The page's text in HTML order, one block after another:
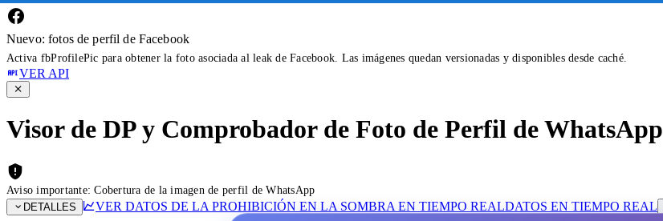
Nuevo: fotos de perfil de Facebook
Activa fbProfilePic para obtener la foto asociada al leak de Facebook. Las imágenes quedan versionadas y disponibles desde caché.
VER API
Visor de DP y Comprobador de Foto de Perfil de WhatsApp
Aviso importante: Cobertura de la imagen de perfil de WhatsApp
DETALLES
VER DATOS DE LA PROHIBICIÓN EN LA SOMBRA EN TIEMPO REALDATOS EN TIEMPO REAL